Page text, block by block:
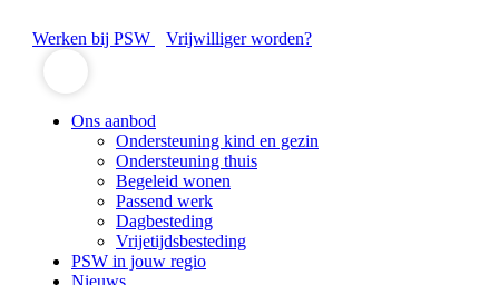
Werken bij PSW Vrijwilliger worden?
Ons aanbod
Ondersteuning kind en gezin
Ondersteuning thuis
Begeleid wonen
Passend werk
Dagbesteding
Vrijetijdsbesteding
PSW in jouw regio
Nieuws